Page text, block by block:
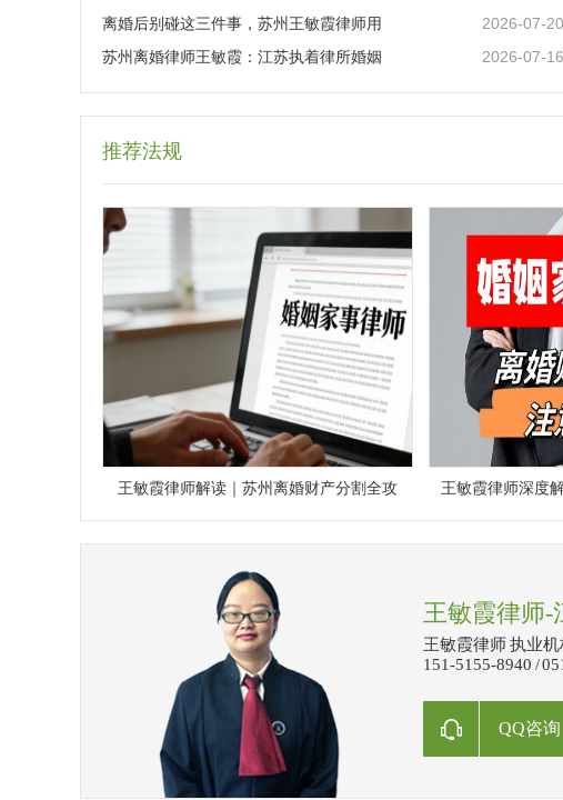
离婚后别碰这三件事，苏州王敏霞律师用 2026-07-20
苏州离婚律师王敏霞：江苏执着律所婚姻 2026-07-16
推荐法规
王敏霞律师解读｜苏州离婚财产分割全攻 王敏霞律师深度
王敏霞律师-
王敏霞律师 执业
151-5155-8940 /
QQ咨询